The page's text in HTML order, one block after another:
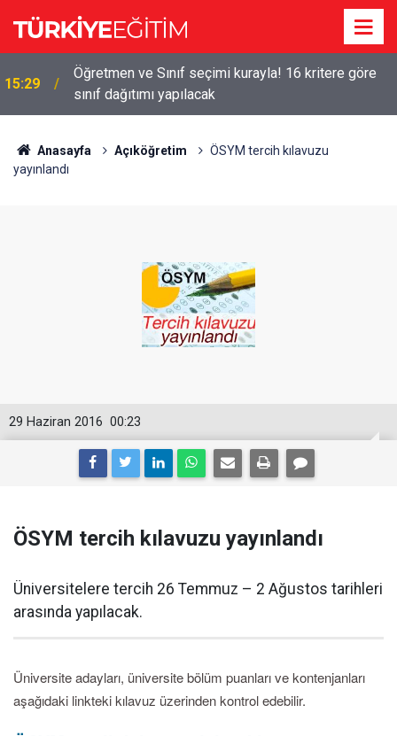
15:29
Öğretmen ve Sınıf seçimi kurayla! 16 kritere göre
sınıf dağıtımı yapılacak
Anasayfa Açıköğretim
ÖSYM tercih kılavuzu
yayınlandı
00:23
29 Haziran 2016
ÖSYM tercih kılavuzu yayınlandı
Üniversitelere tercih 26 Temmuz – 2 Ağustos tarihleri
arasında yapılacak.
Üniversite adayları, üniversite bölüm puanları ve kontenjanları
aşağıdaki linkteki kılavuz üzerinden kontrol edebilir.